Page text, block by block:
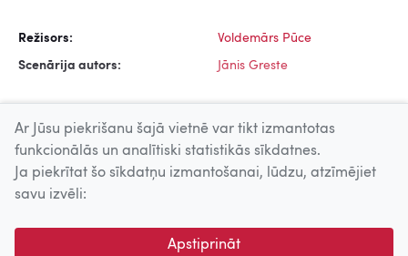
Režisors: Voldemārs Pūce
Scenārija autors: Jānis Greste
Uz augšu
© 2026 Nacionālais Kino centrs, Kultūras informācijas sistēmu
centrs. Sadarbības partneris: Latvijas Valsts
Ar Jūsu piekrišanu šajā vietnē var tikt izmantotas
funkcionālās un analītiski statistikās sīkdatnes.
Ja piekrītat šo sīkdatņu izmantošanai, lūdzu, atzīmējiet
savu izvēli:
Apstiprināt